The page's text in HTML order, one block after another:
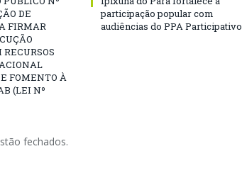
DE
FIRMAR
FOMENTO À
(LEI Nº
participação popular com
audiências do PPA Participativo
fechados.